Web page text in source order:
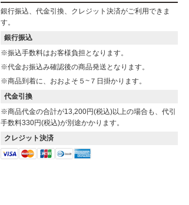
銀行振込、代金引換、クレジット決済がご利用できま
す。
銀行振込
※振込手数料はお客様負担となります。
※代金お振込み確認後の商品発送となります。
※商品到着に、おおよそ５~７日掛かります。
代金引換
※商品代金の合計が13,200円(税込)以上の場合も、代引
手数料330円(税込)が別途かかります。
クレジット決済